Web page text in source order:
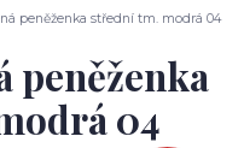
peněženka střední tm. modrá 04
peněženka
04